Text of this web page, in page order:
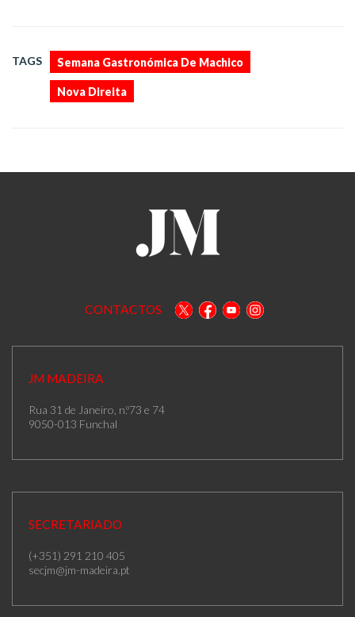
TAGS Semana Gastronómica De Machico
Nova Direita
CONTACTOS
JM MADEIRA
Rua 31 de Janeiro, n.º73 e 74
9050-013 Funchal
SECRETARIADO
(+351) 291 210 405
secjm@jm-madeira.pt